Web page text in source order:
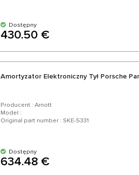
Dostępny
430.50 €
Amortyzator Elektroniczny Tył Porsche
Producent : Arnott
Model :
Original part number : SKE-5331
Dostępny
634.48 €